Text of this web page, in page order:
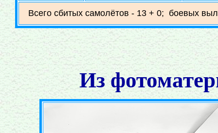
Всего сбитых самолётов - 13 + 0; боевых
Из